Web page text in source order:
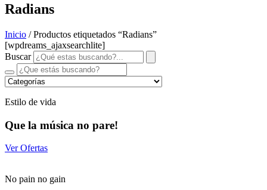
Radians
Inicio / Productos etiquetados “Radians”
[wpdreams_ajaxsearchlite]
Buscar
Estilo de vida
Que la música no pare!
Ver Ofertas
No pain no gain